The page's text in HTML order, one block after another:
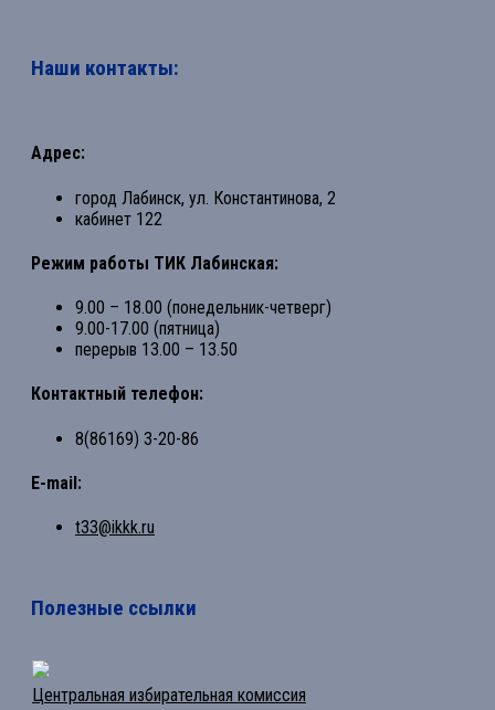
Наши контакты:
Адрес:
город Лабинск, ул. Константинова, 2
кабинет 122
Режим работы ТИК Лабинская:
9.00 – 18.00 (понедельник-четверг)
9.00-17.00 (пятница)
перерыв 13.00 – 13.50
Контактный телефон:
8(86169) 3-20-86
E-mail:
t33@ikkk.ru
Полезные ссылки
Центральная избирательная комиссия